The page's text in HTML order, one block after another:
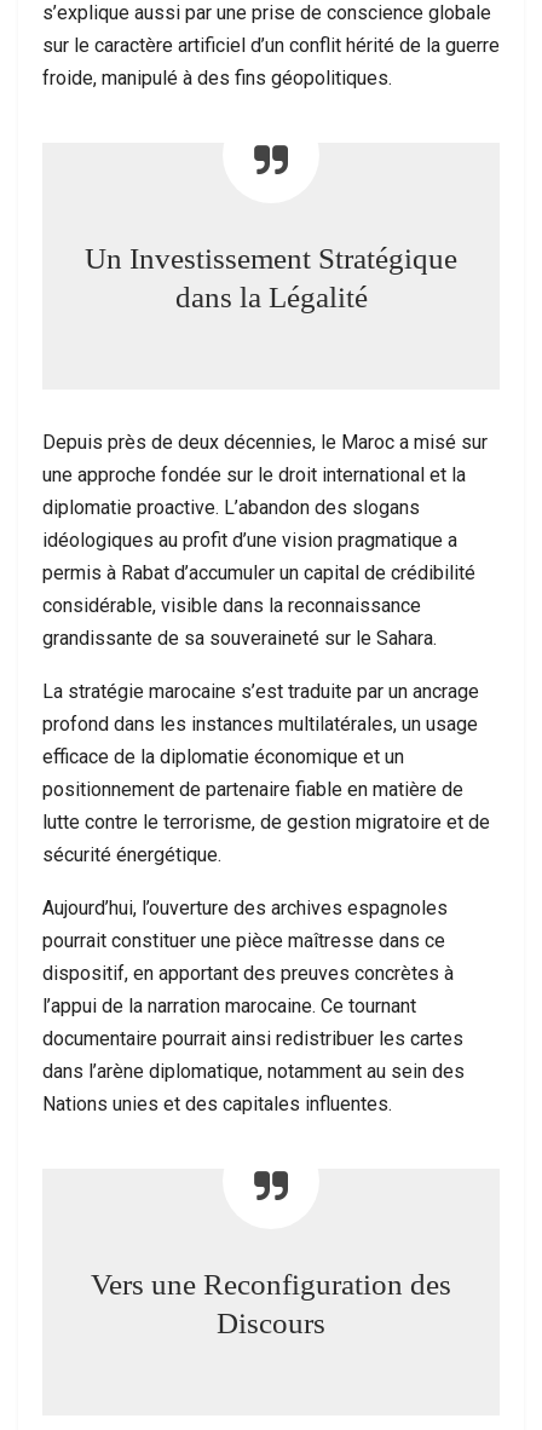
s’explique aussi par une prise de conscience globale
sur le caractère artificiel d’un conflit hérité de la guerre
froide, manipulé à des fins géopolitiques.
Un Investissement Stratégique
dans la Légalité
Depuis près de deux décennies, le Maroc a misé sur
une approche fondée sur le droit international et la
diplomatie proactive. L’abandon des slogans
idéologiques au profit d’une vision pragmatique a
permis à Rabat d’accumuler un capital de crédibilité
considérable, visible dans la reconnaissance
grandissante de sa souveraineté sur le Sahara.
La stratégie marocaine s’est traduite par un ancrage
profond dans les instances multilatérales, un usage
efficace de la diplomatie économique et un
positionnement de partenaire fiable en matière de
lutte contre le terrorisme, de gestion migratoire et de
sécurité énergétique.
Aujourd’hui, l’ouverture des archives espagnoles
pourrait constituer une pièce maîtresse dans ce
dispositif, en apportant des preuves concrètes à
l’appui de la narration marocaine. Ce tournant
documentaire pourrait ainsi redistribuer les cartes
dans l’arène diplomatique, notamment au sein des
Nations unies et des capitales influentes.
Vers une Reconfiguration des
Discours